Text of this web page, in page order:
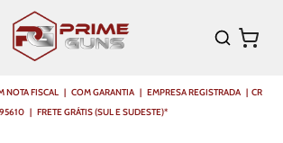
NOTA FISCAL | COM GARANTIA | EMPRESA REGISTRADA | CR
| FRETE GRÁTIS (SUL E SUDESTE)*